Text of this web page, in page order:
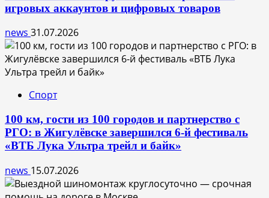
игровых аккаунтов и цифровых товаров
news 31.07.2026
Спорт
100 км, гости из 100 городов и партнерство с
РГО: в Жигулёвске завершился 6-й фестиваль
«ВТБ Лука Ультра трейл и байк»
news 15.07.2026